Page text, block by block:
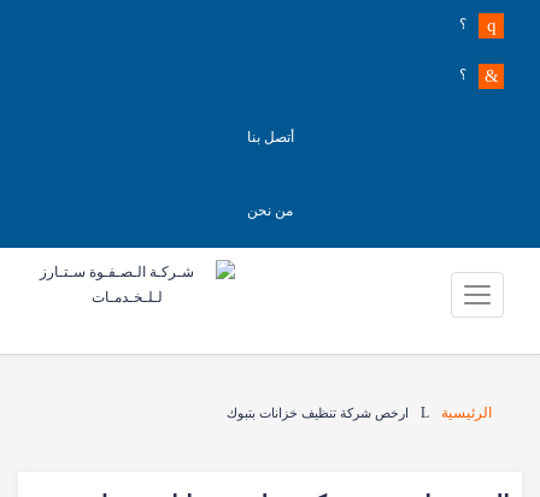
؟
أتصل بنا
من نحن
الرئيسية ارخص شركة تنظيف خزانات بتبوك